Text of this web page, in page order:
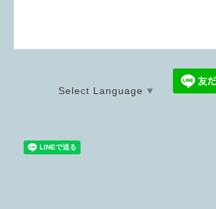
Select Language ▼